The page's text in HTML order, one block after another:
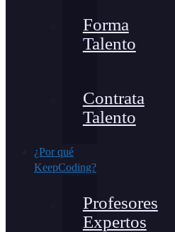
Forma
Talento
Contrata
Talento
¿Por qué
KeepCoding?
Profesores
Expertos